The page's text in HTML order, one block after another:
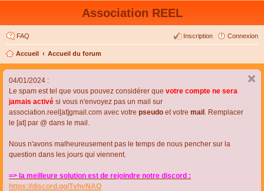
Association REEL
FAQ Connexion
Inscription
Accueil Accueil du forum
04/01/2024 :
Le spam est tel que vous pouvez considérer que votre compte ne sera
jamais activé si vous n'envoyez pas un mail sur
association.reel[at]gmail.com avec votre pseudo et votre mail . Remplacer
le [at] par @ dans le mail.
Nous n'avons malheureusement pas le temps de nous pencher sur la
question dans les jours qui viennent.
=> la meilleure solution est de rejoindre notre discord :
https://discord.gg/TvhyNAQ